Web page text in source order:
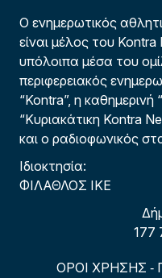
Ο ενημερωτικός
είναι μέλος του
υπόλοιπα μέσα του
περιφερειακός
“Kontra”, η καθημερινή
“Κυριακάτικη Kontra
και ο ραδιοφωνικός
Ιδιοκτησία:
ΦΙΛΑΘΛΟΣ ΙΚΕ
177
ΟΡΟΙ ΧΡΗΣΗΣ -